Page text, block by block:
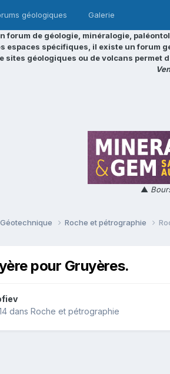
géologiques Galerie
forum de géologie, minéralogie,
espaces spécifiques, il existe un forum
sites géologiques ou de volcans permet
▲
Roche et pétrographie
pour Gruyères.
dans Roche et pétrographie